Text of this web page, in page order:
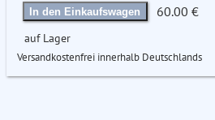
In den Einkaufswagen 60.00 €
auf Lager
Versandkostenfrei innerhalb Deutschlands